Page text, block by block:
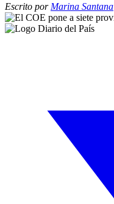
Escrito por Marina Santana